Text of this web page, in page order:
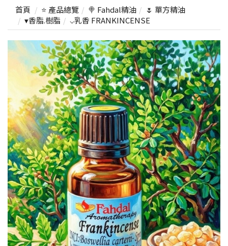
首頁 ⭐ 產品總覽 🍭 Fahdal精油
🌷 單方精油
▾香脂.樹脂
⌵乳香 FRANKINCENSE